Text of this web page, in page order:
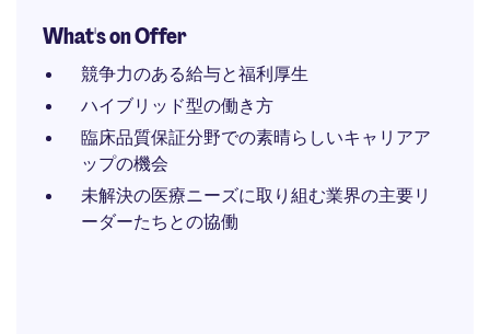
What's on Offer
競争力のある給与と福利厚生
ハイブリッド型の働き方
臨床品質保証分野での素晴らしいキャリアア
ップの機会
未解決の医療ニーズに取り組む業界の主要リ
ーダーたちとの協働